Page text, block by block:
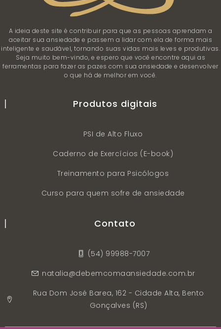
A ideia deste site é contribuir para que as pessoas aprendam a
aceitar sua ansiedade e passem a lidar com ela de forma mais
inteligente e saudável, tornando suas vidas mais leves e produtivas.
Seja muito bem-vindo, e espero que você encontre aqui as
ferramentas para fazer as pazes com sua ansiedade e desenvolver
o que há de melhor em você.
Produtos digitais
PSI de Alto Fluxo
Caderno de Exercícios (E-book)
Treinamento para Psicólogos
Curso para quem sofre de ansiedade
Contato
(54) 99988-7007
natalia@debemcomaansiedade.com.br
Rua Dom José Barea, 162 - Cidade Alta, Bento
Gonçalves (RS)